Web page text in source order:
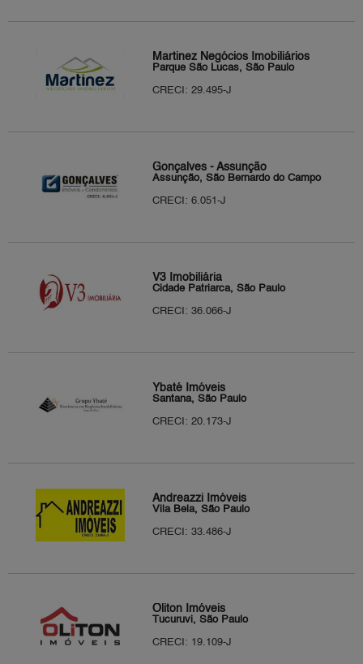
Martinez Negócios Imobiliários
Parque São Lucas, São Paulo
CRECI: 29.495-J
Gonçalves - Assunção
Assunção, São Bernardo do Campo
CRECI: 6.051-J
V3 Imobiliária
Cidade Patriarca, São Paulo
CRECI: 36.066-J
Ybaté Imóveis
Santana, São Paulo
CRECI: 20.173-J
Andreazzi Imóveis
Vila Bela, São Paulo
CRECI: 33.486-J
Oliton Imóveis
Tucuruvi, São Paulo
CRECI: 19.109-J